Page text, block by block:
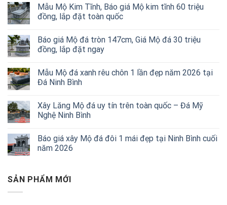
Mẫu Mộ Kim Tĩnh, Báo giá Mộ kim tĩnh 60 triệu
đồng, lắp đặt toàn quốc
Báo giá Mộ đá tròn 147cm, Giá Mộ đá 30 triệu
đồng, lắp đặt ngay
Mẫu Mộ đá xanh rêu chôn 1 lần đẹp năm 2026 tại
Đá Ninh Bình
Xây Lăng Mộ đá uy tín trên toàn quốc – Đá Mỹ
Nghệ Ninh Bình
Báo giá xây Mộ đá đôi 1 mái đẹp tại Ninh Bình cuối
năm 2026
SẢN PHẨM MỚI